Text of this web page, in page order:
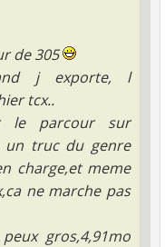
de 305
j exporte, l
tcx..
parcour sur
un truc du genre
charge,et meme
ne marche pas
gros,4,91mo